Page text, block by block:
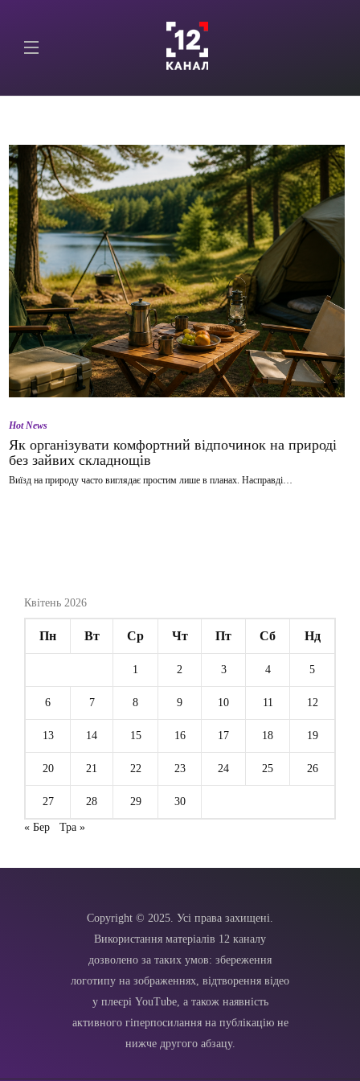
Hot News
Як організувати комфортний відпочинок на природі
без зайвих складнощів
Виїзд на природу часто виглядає простим лише в планах. Насправді…
Квітень 2026
Пн Вт Ср Чт Пт Сб Нд
1 2 3 4 5
6 7 8 9 10 11 12
13 14 15 16 17 18 19
20 21 22 23 24 25 26
27 28 29 30
« Бер Тра »
Copyright © 2025. Усі права захищені.
Використання матеріалів 12 каналу
дозволено за таких умов: збереження
логотипу на зображеннях, відтворення відео
у плеєрі YouTube, а також наявність
активного гіперпосилання на публікацію не
нижче другого абзацу.